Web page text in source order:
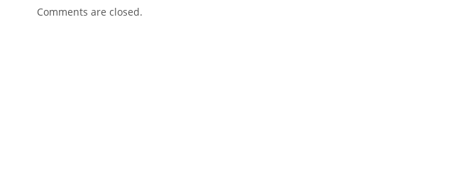
Comments are closed.